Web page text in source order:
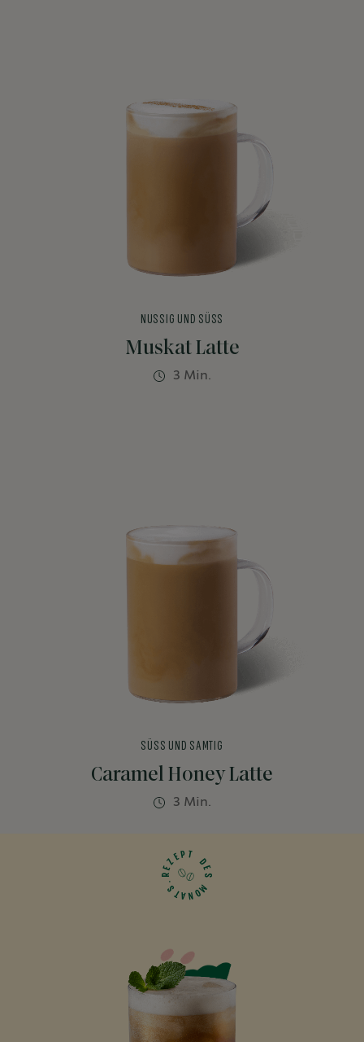
Muskat Latte
NUSSIG UND SÜSS
3 Min.
Caramel Honey Latte
SÜSS UND SAMTIG
3 Min.
R
E
ZEP T
D
E
S
M
O
N
A
T
S
.